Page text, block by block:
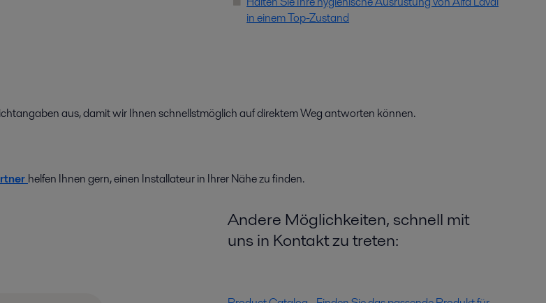
in einem Top-Zustand
aus, damit wir Ihnen schnellstmöglich auf direktem Weg antworten können.
helfen Ihnen gern, einen Installateur in Ihrer Nähe zu finden.
Andere Möglichkeiten, schnell mit
uns in Kontakt zu treten: